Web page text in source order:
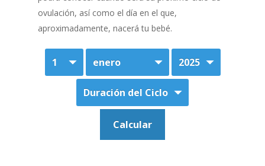
ovulación, así como el día en el que,
aproximadamente, nacerá tu bebé.